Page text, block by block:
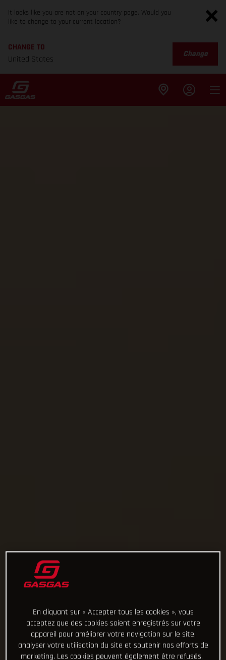
It looks like you are not on your country page. Would you
like to change to your current location?
CHANGE TO
United States
Change
En cliquant sur « Accepter tous les cookies », vous
acceptez que des cookies soient enregistrés sur votre
appareil pour améliorer votre navigation sur le site,
analyser votre utilisation du site et soutenir nos efforts de
marketing. Les cookies peuvent également être refusés.